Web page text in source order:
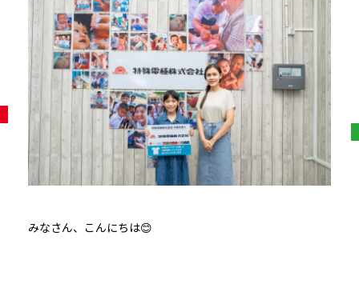
みなさん、こんにちは😊